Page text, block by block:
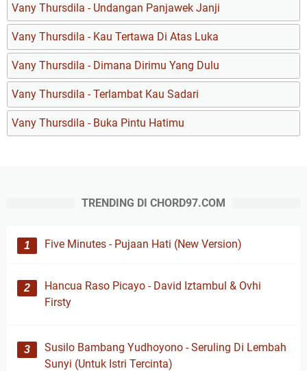
Vany Thursdila - Undangan Panjawek Janji
Vany Thursdila - Kau Tertawa Di Atas Luka
Vany Thursdila - Dimana Dirimu Yang Dulu
Vany Thursdila - Terlambat Kau Sadari
Vany Thursdila - Buka Pintu Hatimu
TRENDING DI CHORD97.COM
Five Minutes - Pujaan Hati (New Version)
Hancua Raso Picayo - David Iztambul & Ovhi
Firsty
Susilo Bambang Yudhoyono - Seruling Di Lembah
Sunyi (Untuk Istri Tercinta)